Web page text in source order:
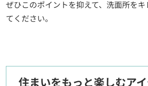
ぜひこのポイントを抑えて、洗面所を
てください。
住まいをもっと楽しむア